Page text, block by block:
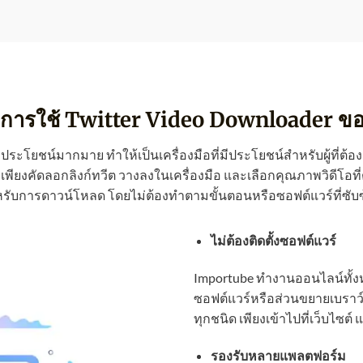
ารใช้ Twitter Video Downloader ข
ประโยชน์มากมาย ทำให้เป็นเครื่องมือที่มีประโยชน์สำหรับผู้ที่ต้
พียงคัดลอกลิงก์ทวีต วางลงในเครื่องมือ และเลือกคุณภาพวิดีโ
บการดาวน์โหลด โดยไม่ต้องทำตามขั้นตอนหรือซอฟต์แวร์ที่ซั
ไม่ต้องติดตั้งซอฟต์แวร์
Importube ทำงานออนไลน์ทั้
ซอฟต์แวร์หรือส่วนขยายเบรา
ทุกชนิด เพียงเข้าไปที่เว็บไซ
รองรับหลายแพลตฟอร์ม